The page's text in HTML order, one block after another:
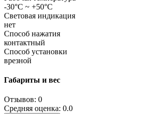
-30°C ~ +50°C
Световая индикация
нет
Способ нажатия
контактный
Способ установки
врезной
Габариты и вес
Отзывов: 0
Средняя оценка: 0.0